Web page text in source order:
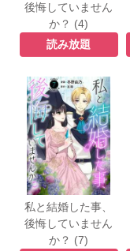
後悔していません
か？ (4)
読み放題
私と結婚した事、
後悔していません
か？ (7)